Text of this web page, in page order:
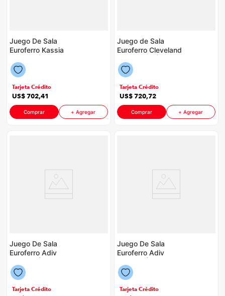
Juego De Sala
Euroferro Kassia
Tarjeta Crédito
US$702,41
Comprar + Agregar
Juego de Sala
Euroferro Cleveland
Beige
Tarjeta Crédito
US$720,72
Comprar + Agregar
Juego De Sala
Euroferro Adiv
Tarjeta Crédito
Juego De Sala
Euroferro Adiv
Tarjeta Crédito